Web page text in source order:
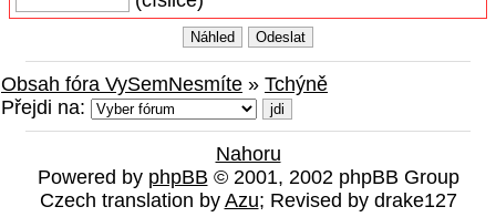
Obsah fóra VySemNesmíte » Tchýně
Přejdi na:
Nahoru
Powered by phpBB © 2001, 2002 phpBB Group
Czech translation by Azu; Revised by drake127